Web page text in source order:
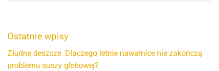
Ostatnie wpisy
Złudne deszcze. Dlaczego letnie nawałnice nie zakończą
problemu suszy glebowej?